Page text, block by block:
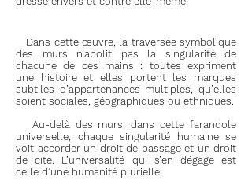
Dans cette œuvre, la traversée symbolique
des murs n’abolit pas la singularité de
chacune de ces mains : toutes expriment
une histoire et elles portent les marques
subtiles d’appartenances multiples, qu’elles
soient sociales, géographiques ou ethniques.
Au-delà des murs, dans cette farandole
universelle, chaque singularité humaine se
voit accorder un droit de passage et un droit
de cité. L’universalité qui s’en dégage est
celle d’une humanité plurielle.